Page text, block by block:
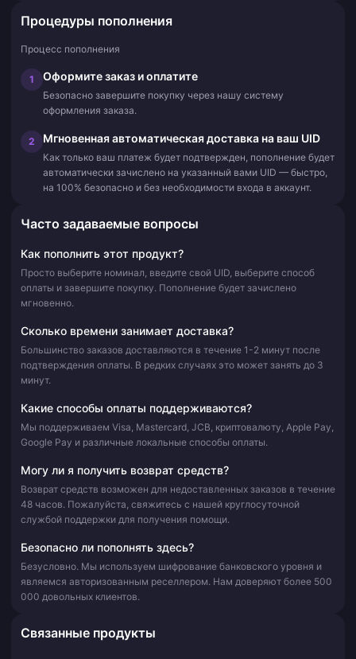
Процедуры пополнения
Процесс пополнения
1 Оформите заказ и оплатите
Безопасно завершите покупку через нашу систему
оформления заказа.
2 Мгновенная автоматическая доставка на ваш UID
Как только ваш платеж будет подтвержден, пополнение будет
автоматически зачислено на указанный вами UID — быстро,
на 100% безопасно и без необходимости входа в аккаунт.
Часто задаваемые вопросы
Как пополнить этот продукт?
Просто выберите номинал, введите свой UID, выберите способ
оплаты и завершите покупку. Пополнение будет зачислено
мгновенно.
Сколько времени занимает доставка?
Большинство заказов доставляются в течение 1-2 минут после
подтверждения оплаты. В редких случаях это может занять до 3
минут.
Какие способы оплаты поддерживаются?
Мы поддерживаем Visa, Mastercard, JCB, криптовалюту, Apple Pay,
Google Pay и различные локальные способы оплаты.
Могу ли я получить возврат средств?
Возврат средств возможен для недоставленных заказов в течение
48 часов. Пожалуйста, свяжитесь с нашей круглосуточной
службой поддержки для получения помощи.
Безопасно ли пополнять здесь?
Безусловно. Мы используем шифрование банковского уровня и
являемся авторизованным реселлером. Нам доверяют более 500
000 довольных клиентов.
Связанные продукты